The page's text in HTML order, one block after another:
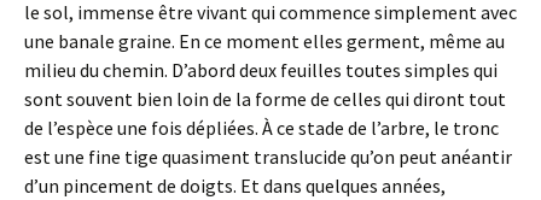
le sol, immense être vivant qui commence simplement avec
une banale graine. En ce moment elles germent, même au
milieu du chemin. D’abord deux feuilles toutes simples qui
sont souvent bien loin de la forme de celles qui diront tout
de l’espèce une fois dépliées. À ce stade de l’arbre, le tronc
est une fine tige quasiment translucide qu’on peut anéantir
d’un pincement de doigts. Et dans quelques années,